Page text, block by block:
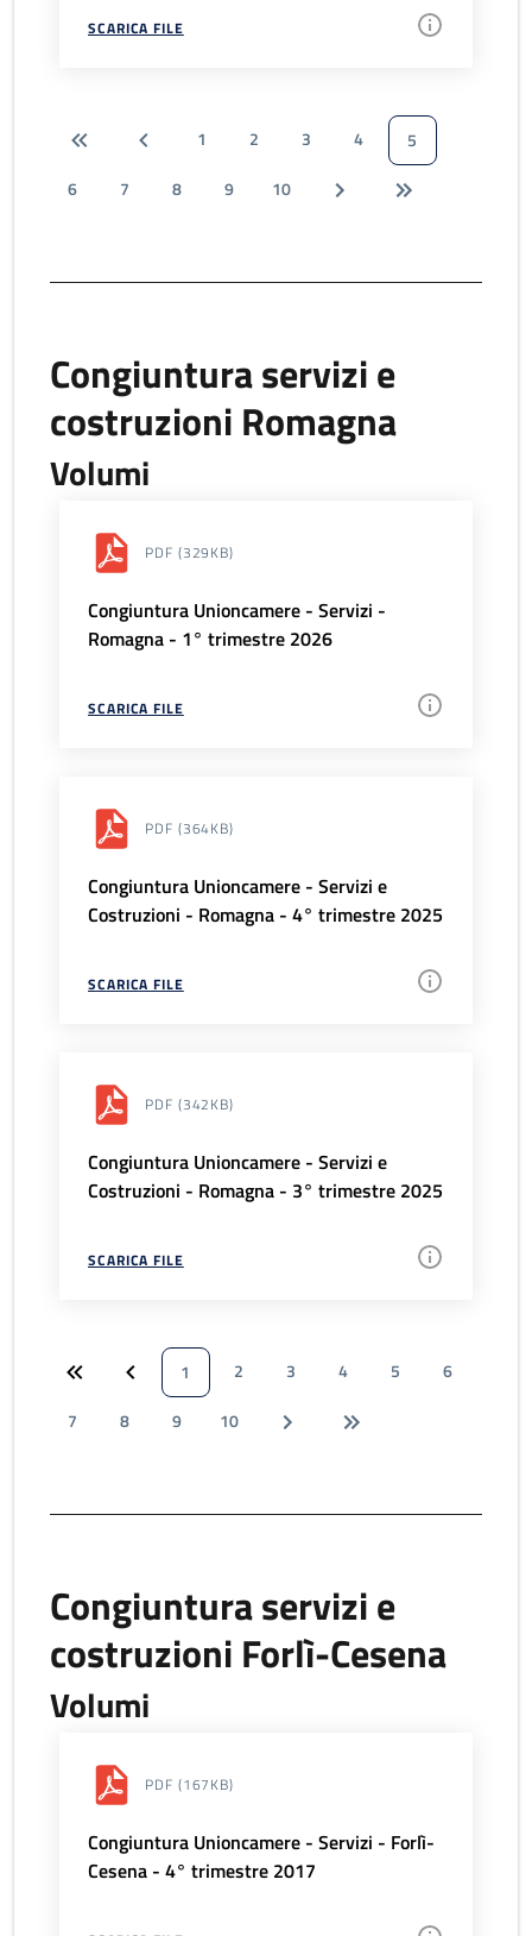
SCARICA FILE
1 2 3 4
5
6
7 8 9 10
Congiuntura servizi e
costruzioni Romagna
Volumi
PDF (329KB)
Congiuntura Unioncamere - Servizi -
Romagna - 1° trimestre 2026
SCARICA FILE
PDF (364KB)
Congiuntura Unioncamere - Servizi e
Costruzioni - Romagna - 4° trimestre 2025
SCARICA FILE
PDF (342KB)
Congiuntura Unioncamere - Servizi e
Costruzioni - Romagna - 3° trimestre 2025
SCARICA FILE
1 2 3 4 5
6
7
8 9 10
Congiuntura servizi e
costruzioni Forlì-Cesena
Volumi
PDF (167KB)
Congiuntura Unioncamere - Servizi - Forlì-
Cesena - 4° trimestre 2017